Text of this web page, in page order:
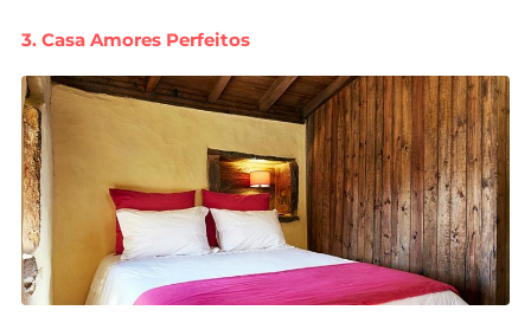
3. Casa Amores Perfeitos